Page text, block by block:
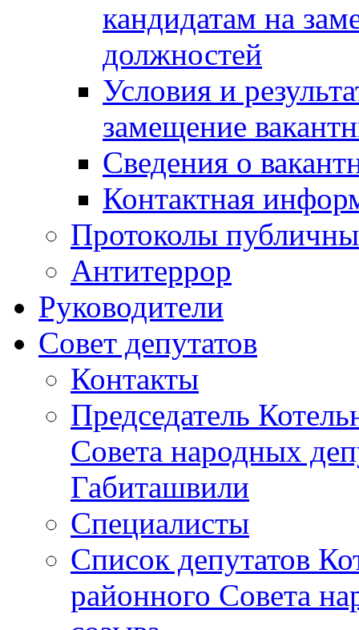
кандидатам на
должностей
Условия и
замещение
Сведения о
Контактная
Протоколы
Антитеррор
Руководители
Совет депутатов
Контакты
Председатель
Совета народных
Габиташвили
Специалисты
Список депутатов
районного Совета